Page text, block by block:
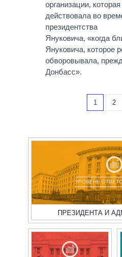
организации, которая
действовала во
президентства
Януковича, «когда
Януковича, которое
обворовывала,
Донбасс».
1 2
УРОВЕНЬ
ПРЕЗИДЕНТА И